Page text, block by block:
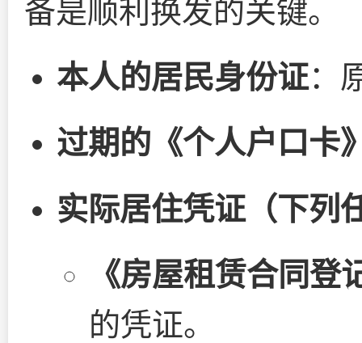
备是顺利换发的关键。
本人的居民身份证：
过期的《个人户口卡
实际居住凭证（下列
《房屋租赁合同登
的凭证。